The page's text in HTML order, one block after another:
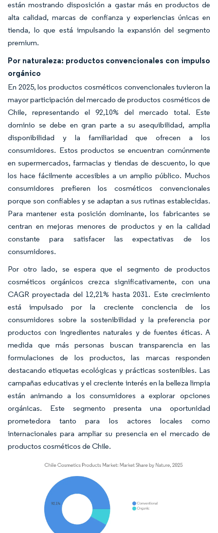
están mostrando disposición a gastar más en productos de
alta calidad, marcas de confianza y experiencias únicas en
tienda, lo que está impulsando la expansión del segmento
premium.
Por naturaleza: productos convencionales con impulso
orgánico
En 2025, los productos cosméticos convencionales tuvieron la
mayor participación del mercado de productos cosméticos de
Chile, representando el 92,10% del mercado total. Este
dominio se debe en gran parte a su asequibilidad, amplia
disponibilidad y la familiaridad que ofrecen a los
consumidores. Estos productos se encuentran comúnmente
en supermercados, farmacias y tiendas de descuento, lo que
los hace fácilmente accesibles a un amplio público. Muchos
consumidores prefieren los cosméticos convencionales
porque son confiables y se adaptan a sus rutinas establecidas.
Para mantener esta posición dominante, los fabricantes se
centran en mejoras menores de productos y en la calidad
constante para satisfacer las expectativas de los
consumidores.
Por otro lado, se espera que el segmento de productos
cosméticos orgánicos crezca significativamente, con una
CAGR proyectada del 12,21% hasta 2031. Este crecimiento
está impulsado por la creciente conciencia de los
consumidores sobre la sostenibilidad y la preferencia por
productos con ingredientes naturales y de fuentes éticas. A
medida que más personas buscan transparencia en las
formulaciones de los productos, las marcas responden
destacando etiquetas ecológicas y prácticas sostenibles. Las
campañas educativas y el creciente interés en la belleza limpia
están animando a los consumidores a explorar opciones
orgánicas. Este segmento presenta una oportunidad
prometedora tanto para los actores locales como
internacionales para ampliar su presencia en el mercado de
productos cosméticos de Chile.